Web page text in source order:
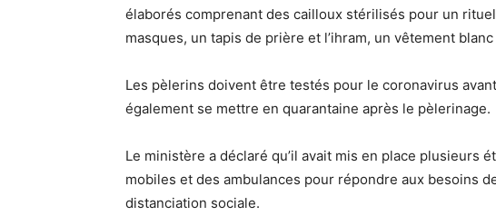
élaborés comprenant des cailloux stérilisés pour un
masques, un tapis de prière et l’ihram, un vêtement
Les pèlerins doivent être testés pour le coronavirus
également se mettre en quarantaine après le pèlerinage.
Le ministère a déclaré qu’il avait mis en place plusieurs
mobiles et des ambulances pour répondre aux besoins
distanciation sociale.